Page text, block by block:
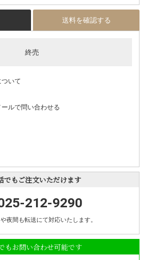
送料を確認する
終売
いて
ルで問い合わせる
でもご注文いただけます
212-9290
夜間も転送にて対応いたします。
もお問い合わせ可能です